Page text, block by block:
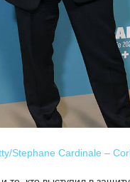
Stephane Cardinale –